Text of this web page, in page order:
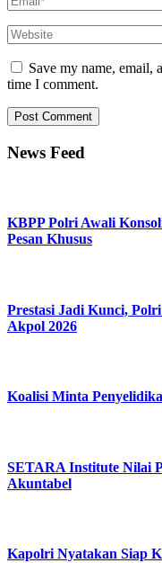
Save my name, email,
time I comment.
News Feed
KBPP Polri Awali
Pesan Khusus
Prestasi Jadi Kunci,
Akpol 2026
Koalisi Minta
SETARA Institute Nilai
Akuntabel
Kapolri Nyatakan Siap